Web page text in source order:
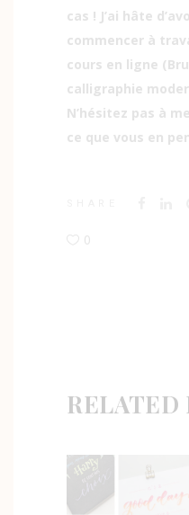
cas ! J’ai hâte
commencer à
cours en ligne
calligraphie
N’hésitez pas à
ce que vous en
0
RELATED